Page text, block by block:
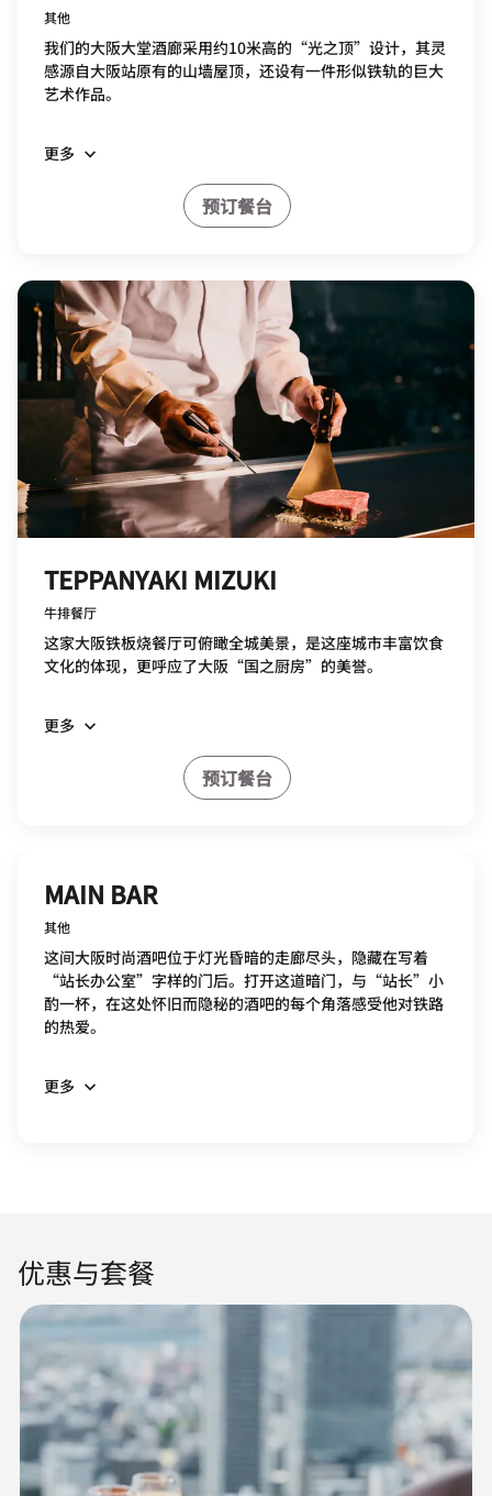
其他
我们的大阪大堂酒廊采用约10米高的“光之顶”设计，其灵
感源自大阪站原有的山墙屋顶，还设有一件形似铁轨的巨大
艺术作品。
更多
预订餐台
TEPPANYAKI MIZUKI
牛排餐厅
这家大阪铁板烧餐厅可俯瞰全城美景，是这座城市丰富饮食
文化的体现，更呼应了大阪“国之厨房”的美誉。
更多
预订餐台
MAIN BAR
其他
这间大阪时尚酒吧位于灯光昏暗的走廊尽头，隐藏在写着
“站长办公室”字样的门后。打开这道暗门，与“站长”小
酌一杯，在这处怀旧而隐秘的酒吧的每个角落感受他对铁路
的热爱。
更多
优惠与套餐